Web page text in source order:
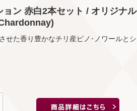
ョン 赤白2本セット / オリジナル
せた香り豊かなチリ産ピノ･ノワールとシ